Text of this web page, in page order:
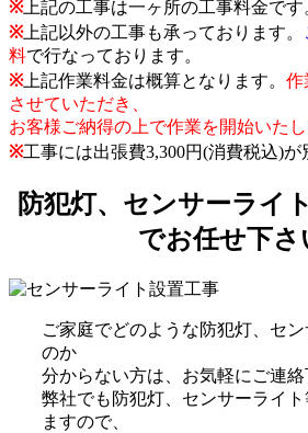
※上記の工事は一ヶ所の工事料金です
※上記以外の工事も承っております。
料で行なっております。
※上記作業料金は概算となります。 作
させていただき、
お客様ご納得の上で作業を開始いたし
※工事には出張費3,300円(消費税込)が
防犯灯、センサーライ
でお任せ下さ
ご家庭でどのような防犯灯、セ
のか
分からない方は、お気軽にご連絡
弊社でも防犯灯、センサーライ
ますので、